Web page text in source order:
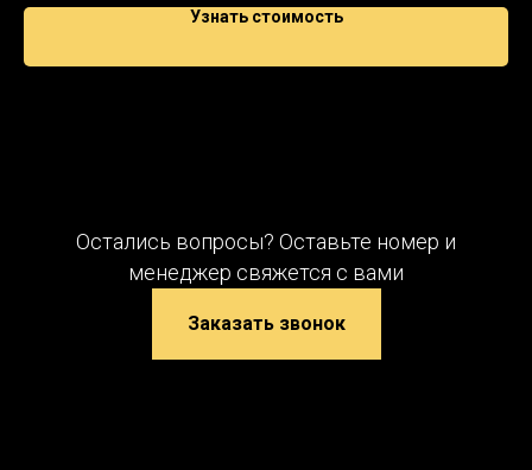
Узнать стоимость
Остались вопросы? Оставьте номер и
менеджер свяжется с вами
Заказать звонок